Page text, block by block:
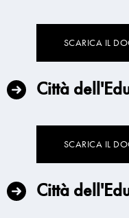
SCARICA IL
Città
SCARICA IL
Città